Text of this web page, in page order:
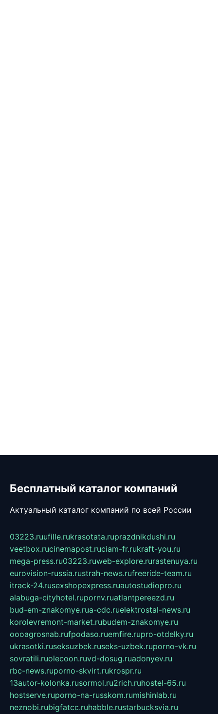
Бесплатный каталог компаний
Актуальный каталог компаний по всей России
03223.ruufille.rukrasotata.ruprazdnikdushi.ru
veetbox.rucinemapost.ruciam-fr.rukraft-you.ru
mega-press.ru03223.ruweb-explore.rurastenuya.ru
eurovision-russia.rustrah-news.rufreeride-team.ru
itrack-24.rusexshopexpress.ruautostudiopro.ru
alabuga-cityhotel.rupornv.ruatlantpereezd.ru
bud-em-znakomye.rua-cdc.ruelektrostal-news.ru
korolevremont-market.rubudem-znakomye.ru
oooagrosnab.rufpodaso.ruemfire.rupro-otdelky.ru
ukrasotki.ruseksuzbek.ruseks-uzbek.ruporno-vk.ru
sovratili.ruolecoon.ruvd-dosug.ruadonyev.ru
rbc-news.ruporno-skvirt.rukrospr.ru
13autor-kolonka.rusormol.ru2rich.ruhostel-65.ru
hostserve.ruporno-na-russkom.rumishinlab.ru
neznobi.rubigfatcc.ruhabble.rustarbucksvia.ru